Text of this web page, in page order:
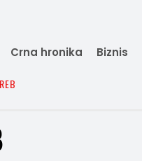
Crna hronika Biznis